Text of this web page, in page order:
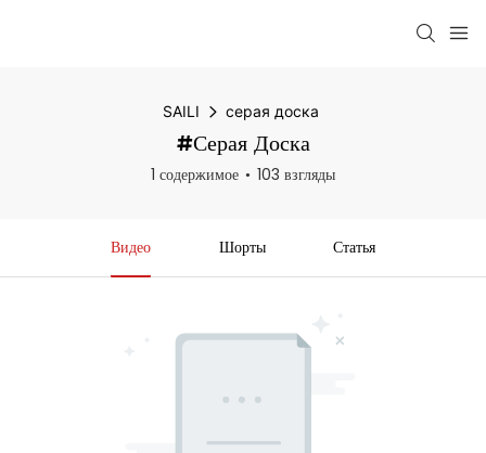
SAILI серая доска
#серая Доска
1 содержимое 103 взгляды
Видео Шорты Статья